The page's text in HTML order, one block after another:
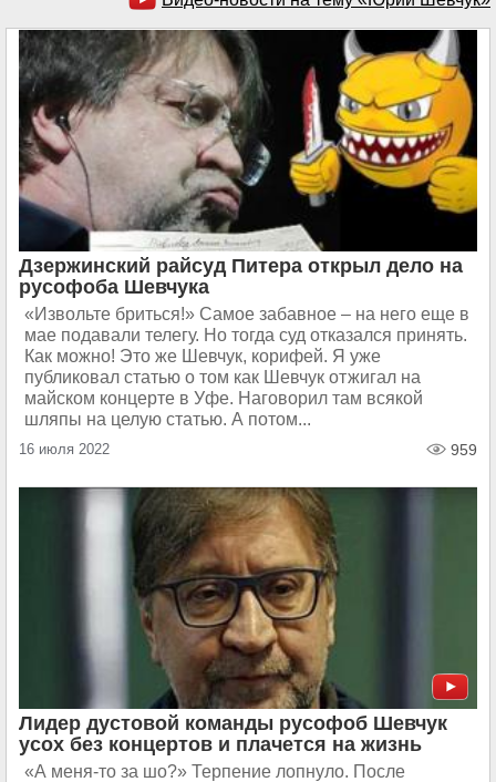
Дзержинский райсуд Питера открыл дело на
русофоба Шевчука
«Извольте бриться!» Самое забавное – на него еще в
мае подавали телегу. Но тогда суд отказался принять.
Как можно! Это же Шевчук, корифей. Я уже
публиковал статью о том как Шевчук отжигал на
майском концерте в Уфе. Наговорил там всякой
шляпы на целую статью. А потом...
16 июля 2022 959
Лидер дустовой команды русофоб Шевчук
усох без концертов и плачется на жизнь
«А меня-то за шо?» Терпение лопнуло. После